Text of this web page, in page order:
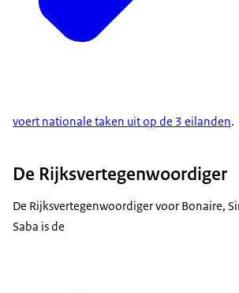
voert nationale taken uit op de 3 eilanden.
De Rijksvertegenwoordiger
De Rijksvertegenwoordiger voor Bonaire,
Saba is de